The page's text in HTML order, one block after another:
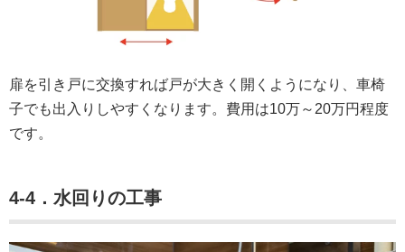
扉を引き戸に交換すれば戸が大きく開くようになり、車椅
子でも出入りしやすくなります。費用は10万～20万円程度
です。
4-4．水回りの工事